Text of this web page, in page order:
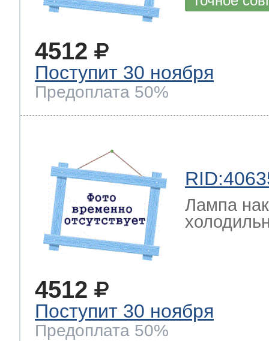
4512
Поступит 30 ноября
Предоплата 50%
Лампа
4512
Поступит 30 ноября
Предоплата 50%